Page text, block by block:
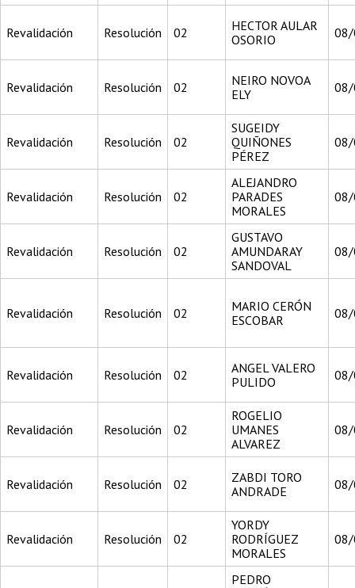
Revalidación Resolución 02
HECTOR AULAR
OSORIO
Revalidación Resolución 02
NEIRO NOVOA
ELY
Revalidación Resolución 02
SUGEIDY
QUIÑONES
PÉREZ
Revalidación Resolución 02
ALEJANDRO
PARADES
MORALES
Revalidación Resolución 02
GUSTAVO
AMUNDARAY
SANDOVAL
Revalidación Resolución 02
MARIO CERÓN
ESCOBAR
Revalidación Resolución 02
ANGEL VALERO
PULIDO
Revalidación Resolución 02
ROGELIO
UMANES
ALVAREZ
Revalidación Resolución 02
ZABDI TORO
ANDRADE
Revalidación Resolución 02
YORDY
RODRÍGUEZ
MORALES
PEDRO